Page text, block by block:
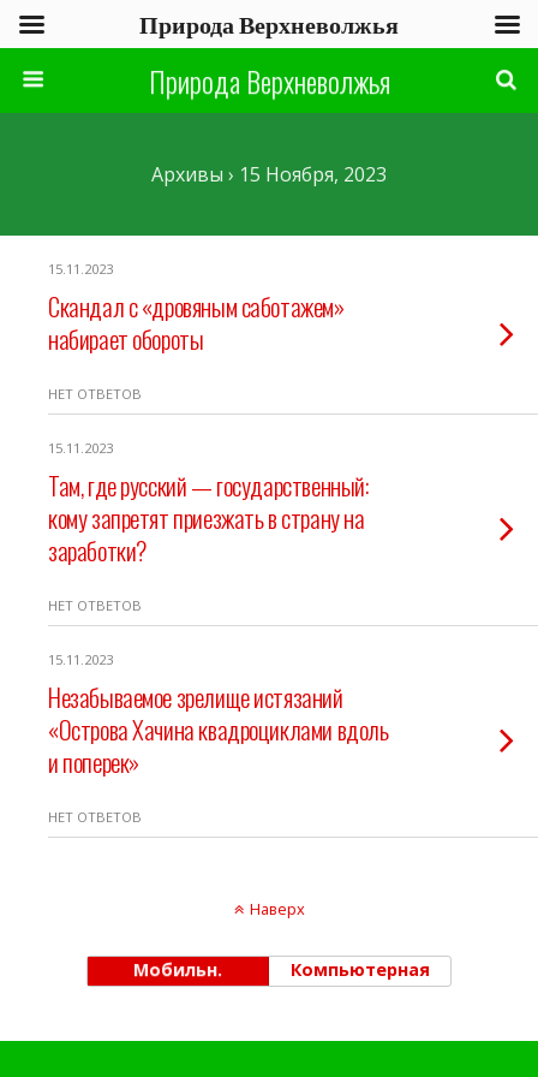
Природа Верхневолжья
Архивы › 15 Ноября, 2023
15.11.2023
Скандал с «дровяным саботажем»
набирает обороты
НЕТ ОТВЕТОВ
15.11.2023
Там, где русский — государственный:
кому запретят приезжать в страну на
заработки?
НЕТ ОТВЕТОВ
15.11.2023
Незабываемое зрелище истязаний
«Острова Хачина квадроциклами вдоль
и поперек»
НЕТ ОТВЕТОВ
Наверх
Мобильн. Компьютерная
Природа Верхневолжья